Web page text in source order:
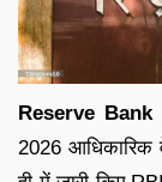
Reserve
2026 आधिकारिक